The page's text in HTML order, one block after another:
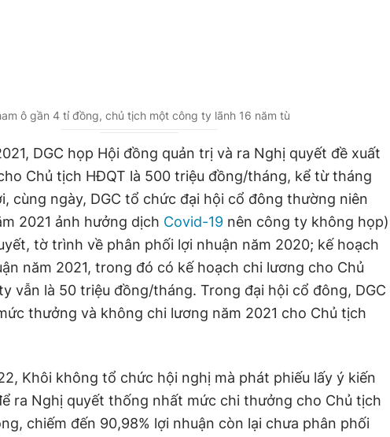
ô gần 4 tỉ đồng, chủ tịch một công ty lãnh 16 năm tù
DGC họp Hội đồng quản trị và ra Nghị quyết đề xuất
Chủ tịch HĐQT là 500 triệu đồng/tháng, kể từ tháng
cùng ngày, DGC tổ chức đại hội cổ đông thường niên
2021 ảnh hưởng dịch Covid-19 nên công ty không họp)
tờ trình về phân phối lợi nhuận năm 2020; kế hoạch
năm 2021, trong đó có kế hoạch chi lương cho Chủ
vẫn là 50 triệu đồng/tháng. Trong đại hội cổ đông, DGC
thưởng và không chi lương năm 2021 cho Chủ tịch
Khôi không tổ chức hội nghị mà phát phiếu lấy ý kiến
ra Nghị quyết thống nhất mức chi thưởng cho Chủ tịch
chiếm đến 90,98% lợi nhuận còn lại chưa phân phối